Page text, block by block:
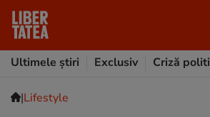
Ultimele știri
Exclusiv Criză
|Lifestyle